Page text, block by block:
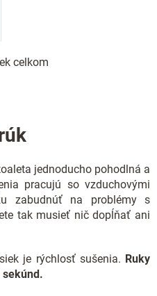
O
a
e
p
r
v
v
ý
p
celkom
jednoducho pohodlná a
pracujú so vzduchovými
zabudnúť na problémy s
tak musieť nič dopĺňať ani
je rýchlosť sušenia. Ruky
sekúnd.